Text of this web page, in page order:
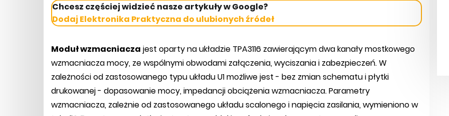
Chcesz częściej widzieć nasze artykuły w Google?
Dodaj Elektronika Praktyczna do ulubionych źródeł
Moduł wzmacniacza jest oparty na układzie TPA3116 zawierającym dwa kanały mostkowego
wzmacniacza mocy, ze wspólnymi obwodami załączenia, wyciszania i zabezpieczeń. W
zależności od zastosowanego typu układu U1 możliwe jest - bez zmian schematu i płytki
drukowanej - dopasowanie mocy, impedancji obciążenia wzmacniacza. Parametry
wzmacniacza, zależnie od zastosowanego układu scalonego i napięcia zasilania, wymieniono w